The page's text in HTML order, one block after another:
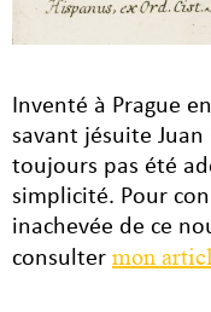
Inventé à Prague
savant jésuite Juan
toujours pas été
simplicité. Pour
inachevée de ce
consulter mon